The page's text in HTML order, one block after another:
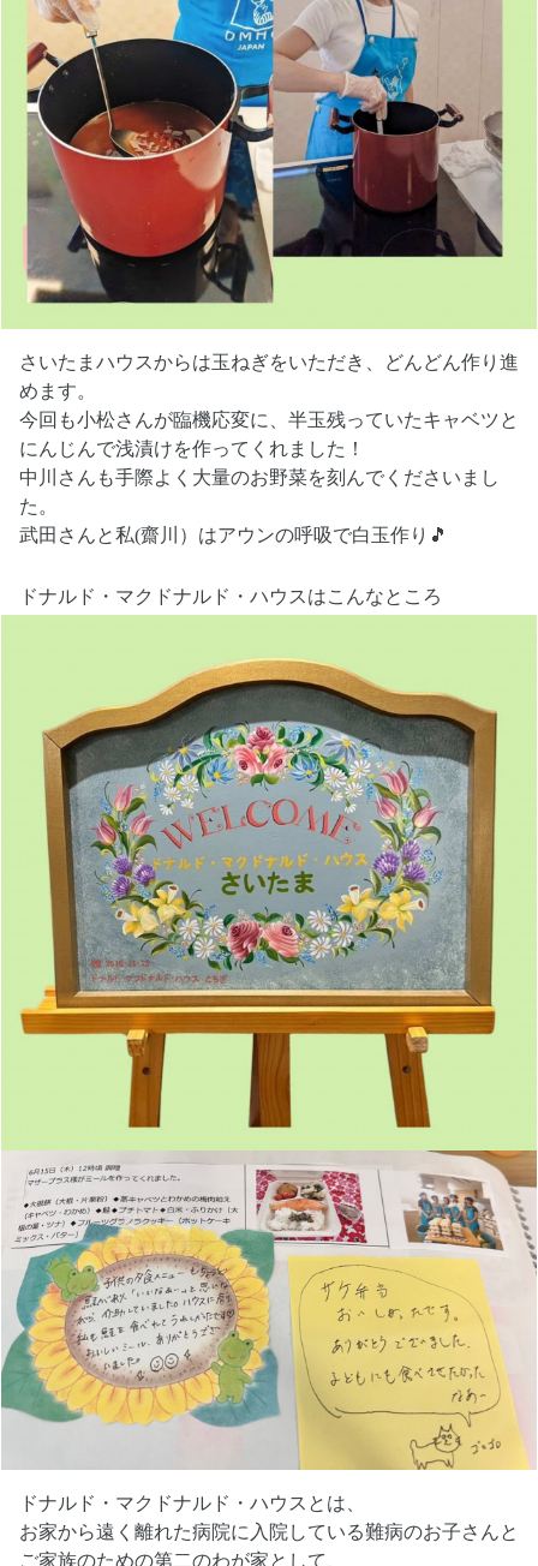
さいたまハウスからは玉ねぎをいただき、どんどん作り進
めます。
今回も小松さんが臨機応変に、半玉残っていたキャベツと
にんじんで浅漬けを作ってくれました！
中川さんも手際よく大量のお野菜を刻んでくださいまし
た。
武田さんと私(齋川）はアウンの呼吸で白玉作り🎵
ドナルド・マクドナルド・ハウスはこんなところ
ドナルド・マクドナルド・ハウスとは、
お家から遠く離れた病院に入院している難病のお子さんと
ご家族のための第二のわが家として、